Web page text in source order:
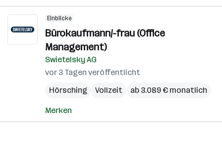
Einblicke
Bürokaufmann/-frau (Office
Management)
Swietelsky AG
vor 3 Tagen veröffentlicht
Hörsching
Vollzeit ab 3.089 € monatlich
Merken